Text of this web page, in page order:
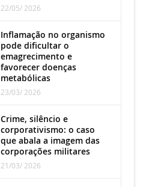
22/05/ 2026
Inflamação no organismo
pode dificultar o
emagrecimento e
favorecer doenças
metabólicas
23/03/ 2026
Crime, silêncio e
corporativismo: o caso
que abala a imagem das
corporações militares
21/03/ 2026